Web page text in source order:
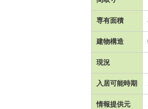
専有面積
建物構造
現況
入居可能時期
情報提供元